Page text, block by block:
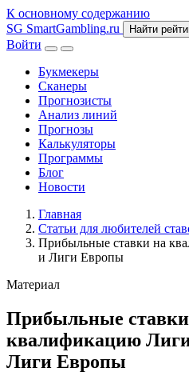
К основному содержанию
SG SmartGambling.ru Найти
Войти
Букмекеры
Сканеры
Прогнозисты
Анализ линий
Прогнозы
Калькуляторы
Программы
Блог
Новости
Главная
Статьи для любителей
Прибыльные ставки на
и Лиги Европы
Материал
Прибыльные
квалификацию
Лиги Европы